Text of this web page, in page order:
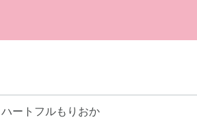
ートフルもりおか